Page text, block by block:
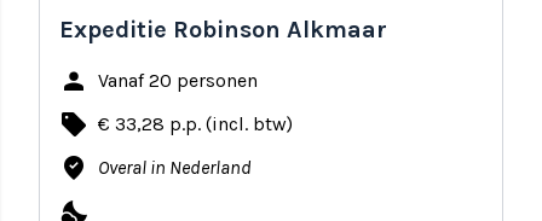
Expeditie Robinson Alkmaar
person Vanaf 20 personen
local_offer € 33,28 p.p. (incl. btw)
where_to_vote Overal in Nederland
nights_stay